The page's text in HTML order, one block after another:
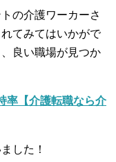
の介護ワーカーさ
てみてはいかがで
良い職場が見つか
率【介護転職なら介
した！